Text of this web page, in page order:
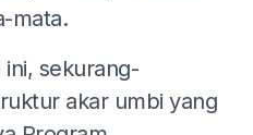
mata.
sekurang-
akar umbi yang